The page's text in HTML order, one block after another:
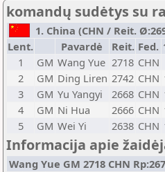
komandų sudėtys su
1. China (CHN / Reit.
Lent.
Pavardė Reit. Fed.
1
GM Wang Yue 2718 CHN
2
GM Ding Liren 2742 CHN
3
GM Yu Yangyi 2668 CHN
4
GM Ni Hua 2666 CHN
5
GM Wei Yi 2638 CHN
Informacija apie
Wang Yue GM 2718 CHN